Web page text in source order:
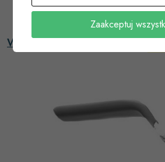
Wężyki elastyczne do wody
Zaakceptuj